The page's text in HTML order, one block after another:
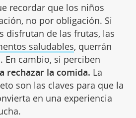
recordar que los niños
no por obligación. Si
disfrutan de las frutas, las
saludables, querrán
En cambio, si perciben
rechazar la comida. La
son las claves para que la
en una experiencia